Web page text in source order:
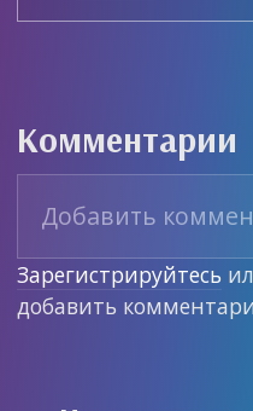
Комментарии
Зарегистрируйтесь
добавить